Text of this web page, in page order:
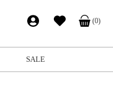
(0)
SALE